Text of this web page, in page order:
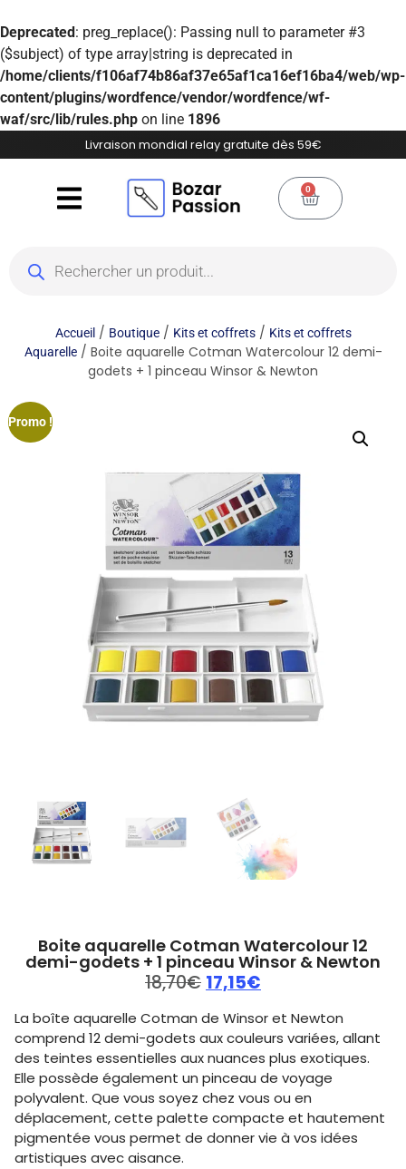
Deprecated: preg_replace(): Passing null to parameter #3
($subject) of type array|string is deprecated in
/home/clients/f106af74b86af37e65af1ca16ef16ba4/web/wp-
content/plugins/wordfence/vendor/wordfence/wf-
waf/src/lib/rules.php on line 1896
Livraison mondial relay gratuite dès 59€
0
Accueil/ Boutique/ Kits et coffrets/ Kits et coffrets
Aquarelle/ Boite aquarelle Cotman Watercolour 12 demi-
godets + 1 pinceau Winsor & Newton
Promo !
Boite aquarelle Cotman Watercolour 12
demi-godets + 1 pinceau Winsor & Newton
18,70€ 17,15€
La boîte aquarelle Cotman de Winsor et Newton
comprend 12 demi-godets aux couleurs variées, allant
des teintes essentielles aux nuances plus exotiques.
Elle possède également un pinceau de voyage
polyvalent. Que vous soyez chez vous ou en
déplacement, cette palette compacte et hautement
pigmentée vous permet de donner vie à vos idées
artistiques avec aisance.